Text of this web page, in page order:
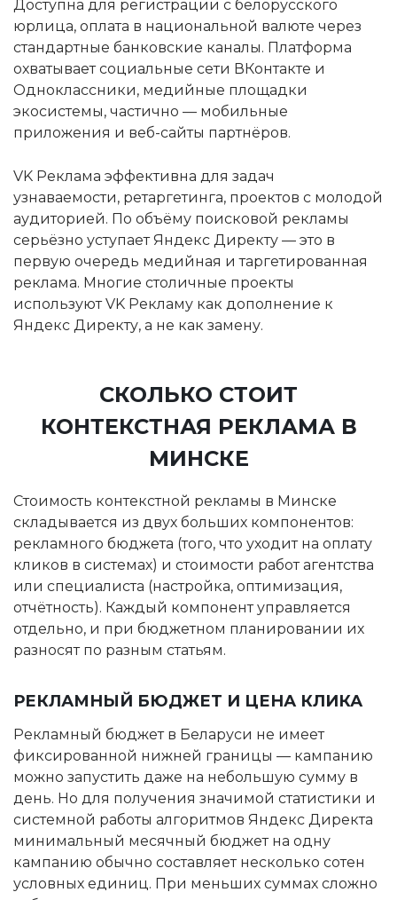
Доступна для регистрации с белорусского
юрлица, оплата в национальной валюте через
стандартные банковские каналы. Платформа
охватывает социальные сети ВКонтакте и
Одноклассники, медийные площадки
экосистемы, частично — мобильные
приложения и веб-сайты партнёров.
VK Реклама эффективна для задач
узнаваемости, ретаргетинга, проектов с молодой
аудиторией. По объёму поисковой рекламы
серьёзно уступает Яндекс Директу — это в
первую очередь медийная и таргетированная
реклама. Многие столичные проекты
используют VK Рекламу как дополнение к
Яндекс Директу, а не как замену.
СКОЛЬКО СТОИТ
КОНТЕКСТНАЯ РЕКЛАМА В
МИНСКЕ
Стоимость контекстной рекламы в Минске
складывается из двух больших компонентов:
рекламного бюджета (того, что уходит на оплату
кликов в системах) и стоимости работ агентства
или специалиста (настройка, оптимизация,
отчётность). Каждый компонент управляется
отдельно, и при бюджетном планировании их
разносят по разным статьям.
РЕКЛАМНЫЙ БЮДЖЕТ И ЦЕНА КЛИКА
Рекламный бюджет в Беларуси не имеет
фиксированной нижней границы — кампанию
можно запустить даже на небольшую сумму в
день. Но для получения значимой статистики и
системной работы алгоритмов Яндекс Директа
минимальный месячный бюджет на одну
кампанию обычно составляет несколько сотен
условных единиц. При меньших суммах сложно